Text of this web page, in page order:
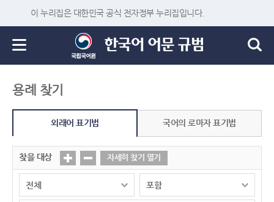
이 누리집은 대한민국 공식 전자정부 누리집입니다.
용례 찾기
외래어 표기법 국어의 로마자 표기법
찾을 대상 자세히 찾기 열기